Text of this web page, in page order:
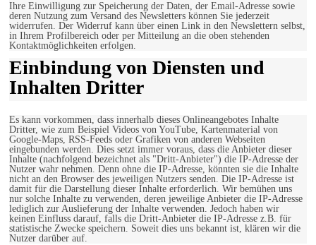
Ihre Einwilligung zur Speicherung der Daten, der Email-Adresse sowie
deren Nutzung zum Versand des Newsletters können Sie jederzeit
widerrufen. Der Widerruf kann über einen Link in den Newslettern selbst,
in Ihrem Profilbereich oder per Mitteilung an die oben stehenden
Kontaktmöglichkeiten erfolgen.
Einbindung von Diensten und
Inhalten Dritter
Es kann vorkommen, dass innerhalb dieses Onlineangebotes Inhalte
Dritter, wie zum Beispiel Videos von YouTube, Kartenmaterial von
Google-Maps, RSS-Feeds oder Grafiken von anderen Webseiten
eingebunden werden. Dies setzt immer voraus, dass die Anbieter dieser
Inhalte (nachfolgend bezeichnet als "Dritt-Anbieter") die IP-Adresse der
Nutzer wahr nehmen. Denn ohne die IP-Adresse, könnten sie die Inhalte
nicht an den Browser des jeweiligen Nutzers senden. Die IP-Adresse ist
damit für die Darstellung dieser Inhalte erforderlich. Wir bemühen uns
nur solche Inhalte zu verwenden, deren jeweilige Anbieter die IP-Adresse
lediglich zur Auslieferung der Inhalte verwenden. Jedoch haben wir
keinen Einfluss darauf, falls die Dritt-Anbieter die IP-Adresse z.B. für
statistische Zwecke speichern. Soweit dies uns bekannt ist, klären wir die
Nutzer darüber auf.